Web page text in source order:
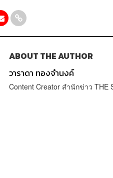
ABOUT THE AUTHOR
วาราดา ทองจำนงค์
Content Creator สำนักข่าว THE